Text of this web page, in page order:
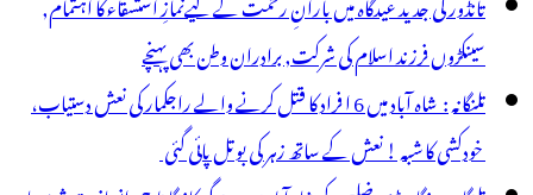
سینکڑوں فرزند اسلام کی شرکت, برادران وطن بھی پہنچے
تلنگانہ : شاہ آباد میں 6 ا فراد کا قتل کرنے والے راجکمار کی نعش دستیاب،
خودکشی کا شبہ ! نعش کے ساتھ زہر کی بوتل پائی گئی